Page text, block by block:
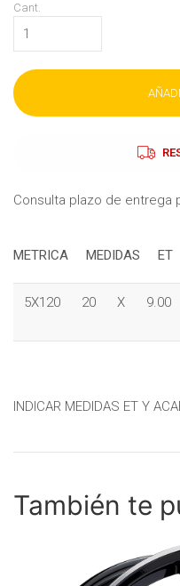
Cant.
Consulta plazo de entrega
METRICA MEDIDAS ET
5X120 20 X 9.00
INDICAR MEDIDAS ET Y
También te